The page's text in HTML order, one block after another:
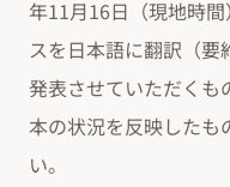
年11月16日（現地時
スを日本語に翻訳（
発表させていただくも
本の状況を反映したも
い。